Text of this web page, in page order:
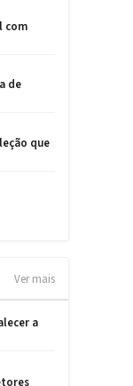
Ver mais
a